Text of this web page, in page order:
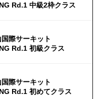
Rd.1 中級2枠クラス
際サーキット
Rd.1 初級クラス
際サーキット
Rd.1 初めてクラス